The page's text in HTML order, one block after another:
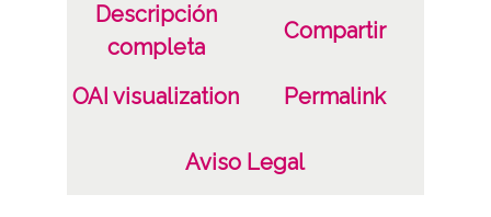
Descripción
completa
Compartir
OAI visualization Permalink
Aviso Legal